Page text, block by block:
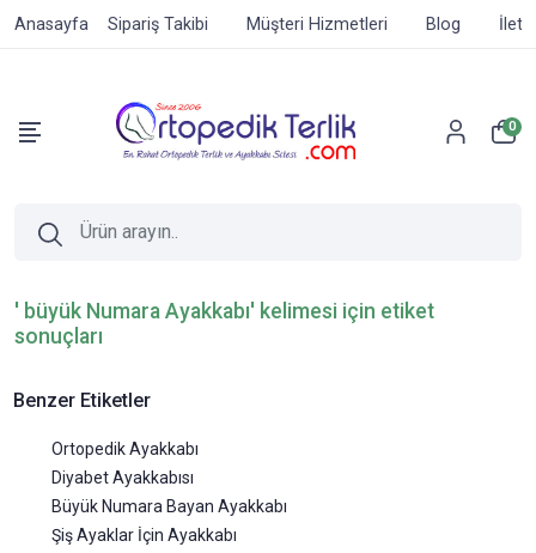
Anasayfa Sipariş Takibi Müşteri Hizmetleri Blog
0
' büyük Numara Ayakkabı' kelimesi için etiket
sonuçları
Benzer Etiketler
Ortopedik Ayakkabı
Diyabet Ayakkabısı
Büyük Numara Bayan Ayakkabı
Şiş Ayaklar İçin Ayakkabı